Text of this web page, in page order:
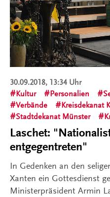
30.09.2018, 13:34 Uhr
Kultur
Personalien
Verbände
Kreisdekanat
Stadtdekanat Münster
Laschet:
entgegentreten"
In Gedenken an den
Xanten ein Gottesdienst
Ministerpräsident Armin